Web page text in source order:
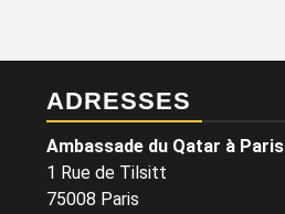
ADRESSES
Ambassade du Qatar à Paris
1 Rue de Tilsitt
75008 Paris